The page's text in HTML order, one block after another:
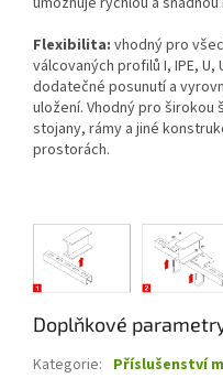
Flexibilita: vhodný pro
válcovaných profilů I, IPE, U,
dodatečné posunutí a
uložení. Vhodný pro širokou
stojany, rámy a jiné
prostorách.
Doplňkové
Kategorie: Příslušenství